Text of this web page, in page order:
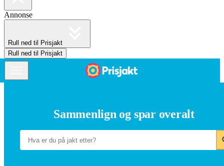
Annonse
Rull ned til Prisjakt
Rull ned til Prisjakt
Sammenlign og spar overalt